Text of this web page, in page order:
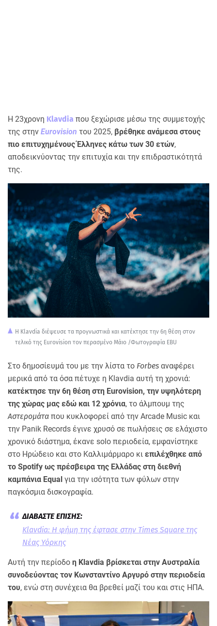
Η 23χρονη Klavdia που ξεχώρισε μέσω της συμμετοχής
της στην Eurovision του 2025, βρέθηκε ανάμεσα στους
πιο επιτυχημένους Έλληνες κάτω των 30 ετών,
αποδεικνύοντας την επιτυχία και την επιδραστικότητά
της.
Η Κlavdia διέψευσε τα προγνωστικά και κατέκτησε την 6η θέση στον
τελικό της Eurovision τον περασμένο Μάιο /Φωτογραφία EBU
Στο δημοσίευμά του με την λίστα το Forbes αναφέρει
μερικά από τα όσα πέτυχε η Klavdia αυτή τη χρονιά:
κατέκτησε την 6η θέση στη Eurovision, την υψηλότερη
της χώρας μας εδώ και 12 χρόνια, το άλμπουμ της
Αστερομάτα που κυκλοφορεί από την Arcade Music και
την Panik Records έγινε χρυσό σε πωλήσεις σε ελάχιστο
χρονικό διάστημα, έκανε solo περιοδεία, εμφανίστηκε
στο Ηρώδειο και στο Καλλιμάρμαρο κι επιλέχθηκε από
το Spotify ως πρέσβειρα της Ελλάδας στη διεθνή
καμπάνια Equal για την ισότητα των φύλων στην
παγκόσμια δισκογραφία.
Klavdia: Η φήμη της έφτασε στην Times Square της
Νέας Υόρκης
Αυτή την περίοδο η Klavdia βρίσκεται στην Αυστραλία
συνοδεύοντας τον Κωνσταντίνο Αργυρό στην περιοδεία
του, ενώ στη συνέχεια θα βρεθεί μαζί του και στις ΗΠΑ.